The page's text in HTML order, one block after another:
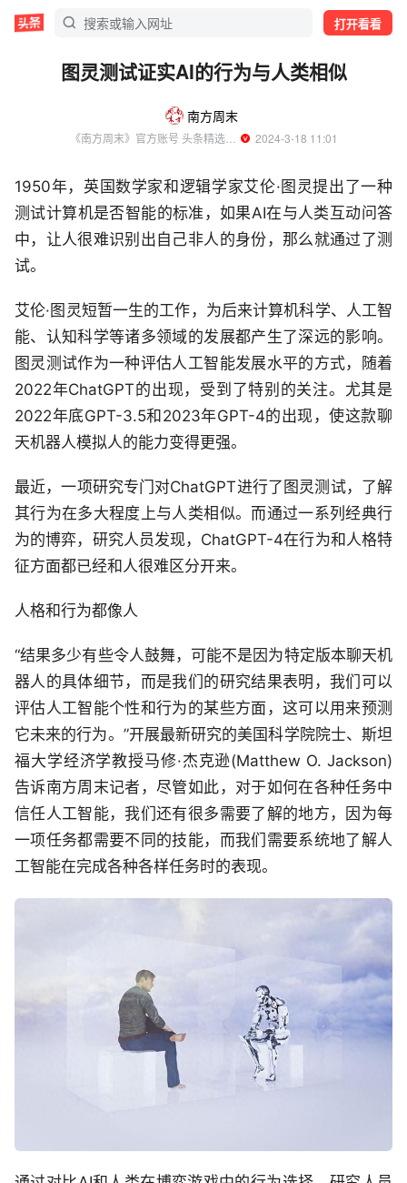
打开看看
图灵测试证实AI的行为与人类相似
南方周末
《南方周末》官方账号 头条精选作者
  2024-3-18 11:01
1950年，英国数学家和逻辑学家艾伦·图灵提出了一种
测试计算机是否智能的标准，如果AI在与人类互动问答
中，让人很难识别出自己非人的身份，那么就通过了测
试。
艾伦·图灵短暂一生的工作，为后来计算机科学、人工智
能、认知科学等诸多领域的发展都产生了深远的影响。
图灵测试作为一种评估人工智能发展水平的方式，随着
2022年ChatGPT的出现，受到了特别的关注。尤其是
2022年底GPT-3.5和2023年GPT-4的出现，使这款聊
天机器人模拟人的能力变得更强。
最近，一项研究专门对ChatGPT进行了图灵测试，了解
其行为在多大程度上与人类相似。而通过一系列经典行
为的博弈，研究人员发现，ChatGPT-4在行为和人格特
征方面都已经和人很难区分开来。
人格和行为都像人
“结果多少有些令人鼓舞，可能不是因为特定版本聊天机
器人的具体细节，而是我们的研究结果表明，我们可以
评估人工智能个性和行为的某些方面，这可以用来预测
它未来的行为。”开展最新研究的美国科学院院士、斯坦
福大学经济学教授马修·杰克逊(Matthew O. Jackson)
告诉南方周末记者，尽管如此，对于如何在各种任务中
信任人工智能，我们还有很多需要了解的地方，因为每
一项任务都需要不同的技能，而我们需要系统地了解人
工智能在完成各种各样任务时的表现。